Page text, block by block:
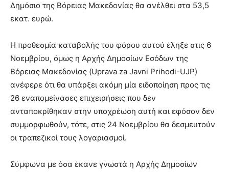
Δημόσιο της Βόρειας Μακεδονίας θα ανέλθει στα 53,5
εκατ. ευρώ.
Η προθεσμία καταβολής του φόρου αυτού έληξε στις 6
Νοεμβρίου, όμως η Αρχής Δημοσίων Εσόδων της
Βόρειας Μακεδονίας (Uprava za Javni Prihodi-UJP)
ανέφερε ότι θα υπάρξει ακόμη μία ειδοποίηση προς τις
26 εναπομείνασες επιχειρήσεις που δεν
ανταποκρίθηκαν στην υποχρέωση αυτή και εφόσον δεν
συμμορφωθούν, τότε, στις 24 Νοεμβρίου θα δεσμευτούν
οι τραπεζικοί τους λογαριασμοί.
Σύμφωνα με όσα έκανε γνωστά η Αρχής Δημοσίων